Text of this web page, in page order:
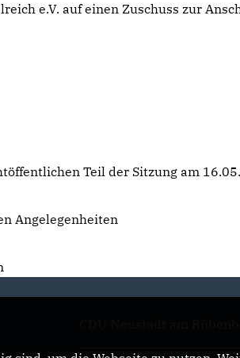
e.V. auf einen Zuschuss zur
Teil der Sitzung am
Angelegenheiten